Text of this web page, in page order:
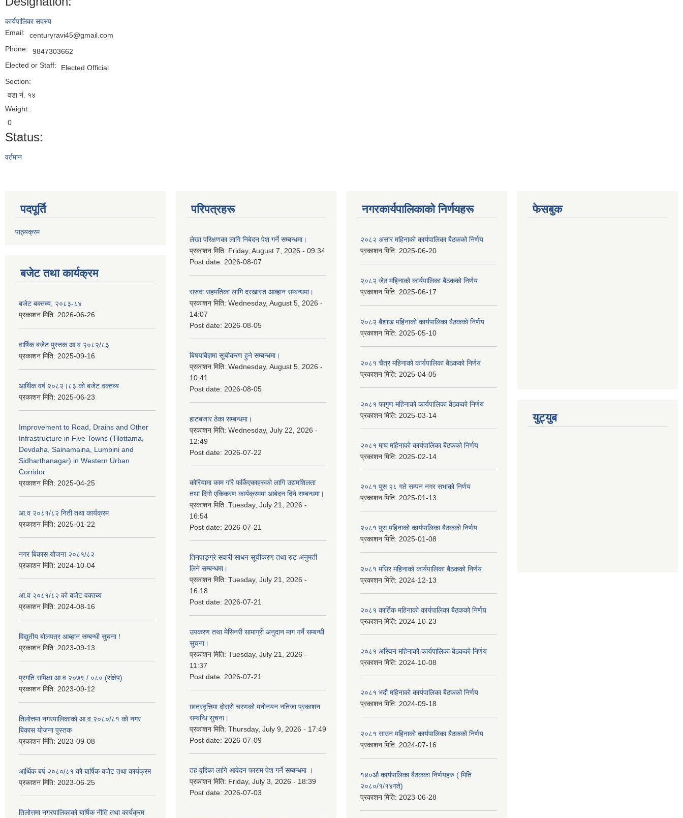
कार्यपालिका सदस्य
Email:
centuryravi45@gmail.com
Phone:
9847303662
Elected or Staff:
Elected Official
Section:
वडा नं. १४
Weight:
0
Status:
वर्तमान
पदपूर्ति
पाठ्यक्रम
बजेट तथा कार्यक्रम
बजेट बक्तव्य, २०८३-८४
प्रकाशन मिति: 2026-06-26
वार्षिक बजेट पुस्तक आ.व २०८२/८३
प्रकाशन मिति: 2025-09-16
आर्थिक वर्ष २०८२।८३ को बजेट वक्तव्य
प्रकाशन मिति: 2025-06-23
Improvement to Road, Drains and Other
Infrastructure in Five Towns (Tilottama,
Devdaha, Sainamaina, Lumbini and
Sidharthanagar) in Western Urban
Corridor
प्रकाशन मिति: 2025-04-25
आ.व २०८१/८२ निती तथा कार्यक्रम
प्रकाशन मिति: 2025-01-22
नगर बिकास योजना २०८१/८२
प्रकाशन मिति: 2024-10-04
आ.व २०८१/८२ को बजेट वक्तब्य
प्रकाशन मिति: 2024-08-16
विद्युतीय बोलपत्र आब्हान सम्बन्धी सुचना !
प्रकाशन मिति: 2023-09-13
प्रगति समिक्षा आ.व.२०७९ / ०८० (संक्षेप)
प्रकाशन मिति: 2023-09-12
तिलोत्तमा नगरपालिकाको आ.व.२०८०/८१ को नगर
बिकास योजना पुस्तक
प्रकाशन मिति: 2023-09-08
आर्थिक बर्ष २०८०/८१ को बार्षिक बजेट तथा कार्यक्रम
प्रकाशन मिति: 2023-06-25
तिलोत्तमा नगरपालिकाको बार्षिक नीति तथा कार्यक्रम
परिपत्रहरू
लेखा परिक्षणका लागि निबेदन पेश गर्ने सम्बन्धमा।
प्रकाशन मिति: Friday, August 7, 2026 - 09:34
Post date: 2026-08-07
सरुवा सहमतिका लागि दरखास्त आब्हान सम्बन्धमा।
प्रकाशन मिति: Wednesday, August 5, 2026 -
14:07
Post date: 2026-08-05
बिषयबिज्ञमा सूचीकरण हुने सम्बन्धमा।
प्रकाशन मिति: Wednesday, August 5, 2026 -
10:41
Post date: 2026-08-05
हाटबजार ठेका सम्बन्धमा।
प्रकाशन मिति: Wednesday, July 22, 2026 -
12:49
Post date: 2026-07-22
कोरियामा काम गरि फर्किएकाहरुको लागि उद्यमशिलता
तथा दिगो एकिकरण कार्यक्रममा आबेदन दिने सम्बन्धमा।
प्रकाशन मिति: Tuesday, July 21, 2026 -
16:54
Post date: 2026-07-21
तिनपाङ्ग्रे सवारी साधन सूचीकरण तथा रुट अनुमती
लिने सम्बन्धमा।
प्रकाशन मिति: Tuesday, July 21, 2026 -
16:18
Post date: 2026-07-21
उपकरण तथा मेसिनरी सामाग्री अनुदान माग गर्ने सम्बन्धी
सुचना।
प्रकाशन मिति: Tuesday, July 21, 2026 -
11:37
Post date: 2026-07-21
छात्रवृत्तिमा दोस्रो चरणको मनोनयन नतिजा प्रकाशन
सम्बन्धि सुचना।
प्रकाशन मिति: Thursday, July 9, 2026 - 17:49
Post date: 2026-07-09
तह वृद्दिका लागि आवेदन फाराम पेश गर्ने सम्बन्धमा ।
प्रकाशन मिति: Friday, July 3, 2026 - 18:39
Post date: 2026-07-03
नगरकार्यपालिकाकाे निर्णयहरू
२०८२ असार महिनाको कार्यपालिका बैठकको निर्णय
प्रकाशन मिति: 2025-06-20
२०८२ जेठ महिनाको कार्यपालिका बैठकको निर्णय
प्रकाशन मिति: 2025-06-17
२०८२ बैशाख महिनाको कार्यपालिका बैठकको निर्णय
प्रकाशन मिति: 2025-05-10
२०८१ चैत्र महिनाको कार्यपालिका बैठकको निर्णय
प्रकाशन मिति: 2025-04-05
२०८१ फागुण महिनाको कार्यपालिका बैठकको निर्णय
प्रकाशन मिति: 2025-03-14
२०८१ माघ महिनाको कार्यपालिका बैठकको निर्णय
प्रकाशन मिति: 2025-02-14
२०८१ पुस २८ गते सम्प‍न नगर सभाको निर्णय
प्रकाशन मिति: 2025-01-13
२०८१ पुस महिनाको कार्यपालिका बैठकको निर्णय
प्रकाशन मिति: 2025-01-08
२०८१ मंसिर महिनाको कार्यपालिका बैठकको निर्णय
प्रकाशन मिति: 2024-12-13
२०८१ कार्तिक महिनाको कार्यपालिका बैठकको निर्णय
प्रकाशन मिति: 2024-10-23
२०८१ अस्विन महिनाको कार्यपालिका बैठकको निर्णय
प्रकाशन मिति: 2024-10-08
२०८१ भदौ महिनाको कार्यपालिका बैठकको निर्णय
प्रकाशन मिति: 2024-09-18
२०८१ साउन महिनाको कार्यपालिका बैठकको निर्णय
प्रकाशन मिति: 2024-07-16
१४०औ कार्यपालिका बैठकका निर्णयहरु ( मिति
२०८०/१/१४गते)
प्रकाशन मिति: 2023-06-28
फेसबुक
युट्युब